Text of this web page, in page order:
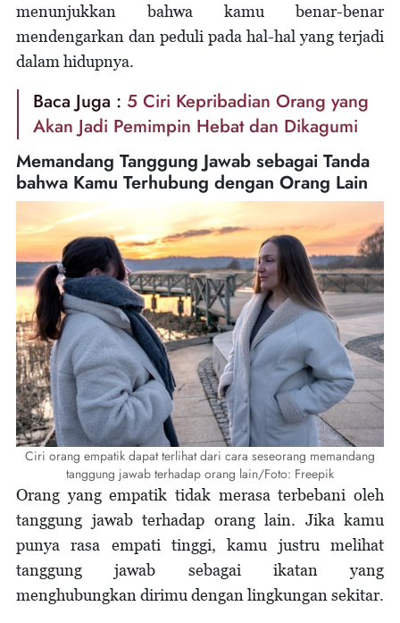
menunjukkan bahwa kamu benar-benar
mendengarkan dan peduli pada hal-hal yang terjadi
dalam hidupnya.
Baca Juga : 5 Ciri Kepribadian Orang yang
Akan Jadi Pemimpin Hebat dan Dikagumi
Memandang Tanggung Jawab sebagai Tanda
bahwa Kamu Terhubung dengan Orang Lain
Ciri orang empatik dapat terlihat dari cara seseorang memandang
tanggung jawab terhadap orang lain/Foto: Freepik
Orang yang empatik tidak merasa terbebani oleh
tanggung jawab terhadap orang lain. Jika kamu
punya rasa empati tinggi, kamu justru melihat
tanggung jawab sebagai ikatan yang
menghubungkan dirimu dengan lingkungan sekitar.